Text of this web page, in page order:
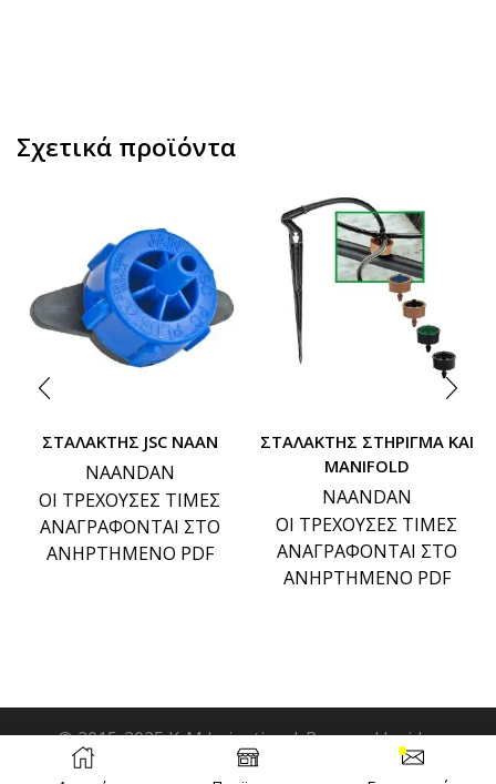
Σχετικά προϊόντα
ΣΤΑΛΑΚΤΗΣ JSC ΝΑΑΝ
NAANDAN
ΟΙ ΤΡΕΧΟΥΣΕΣ ΤΙΜΕΣ
ΑΝΑΓΡΑΦΟΝΤΑΙ ΣΤΟ
ΑΝΗΡΤΗΜΕΝΟ PDF
ΣΤΑΛΑΚΤΗΣ ΣΤΗΡΙΓΜΑ ΚΑΙ
MANIFOLD
NAANDAN
ΟΙ ΤΡΕΧΟΥΣΕΣ ΤΙΜΕΣ
ΑΝΑΓΡΑΦΟΝΤΑΙ ΣΤΟ
ΑΝΗΡΤΗΜΕΝΟ PDF
© 2015-2025 K-M Irrigation | Powered by idcs